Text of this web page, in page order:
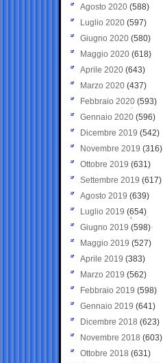
Agosto 2020 (588)
Luglio 2020 (597)
Giugno 2020 (580)
Maggio 2020 (618)
Aprile 2020 (643)
Marzo 2020 (437)
Febbraio 2020 (593)
Gennaio 2020 (596)
Dicembre 2019 (542)
Novembre 2019 (316)
Ottobre 2019 (631)
Settembre 2019 (617)
Agosto 2019 (639)
Luglio 2019 (654)
Giugno 2019 (598)
Maggio 2019 (527)
Aprile 2019 (383)
Marzo 2019 (562)
Febbraio 2019 (598)
Gennaio 2019 (641)
Dicembre 2018 (623)
Novembre 2018 (603)
Ottobre 2018 (631)